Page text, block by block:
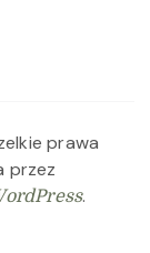
prawa
przez
.